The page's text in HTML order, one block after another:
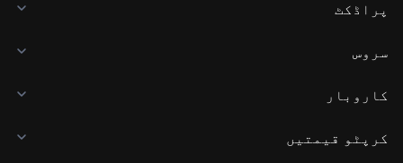
پراڈکٹ
سروس
کاروبار
کرپٹو قیمتیں